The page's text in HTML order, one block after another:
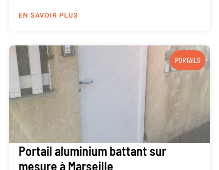
EN SAVOIR PLUS
PORTAILS
Portail aluminium battant sur
mesure à Marseille